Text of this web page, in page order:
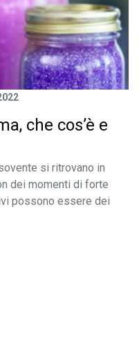
che cos’è e
si ritrovano in
dei momenti di forte
possono essere dei